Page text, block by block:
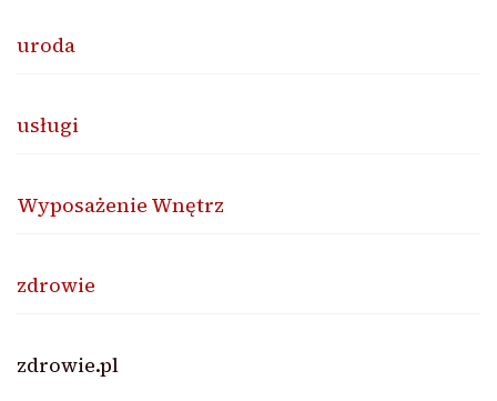
uroda
usługi
Wyposażenie Wnętrz
zdrowie
zdrowie.pl